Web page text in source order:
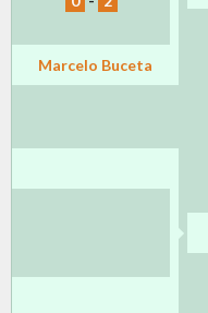
Marcelo Buceta